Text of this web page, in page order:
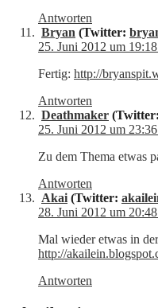
Antworten
Bryan (Twitter:
25. Juni 2012 um
Fertig: http://
Antworten
Deathmaker (Twitter:
25. Juni 2012 um
Zu dem Thema etwas
Antworten
Akai (Twitter:
28. Juni 2012 um
Mal wieder etwas in
http://
Antworten